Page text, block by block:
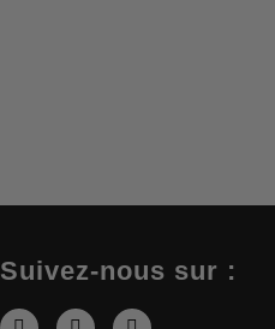
Suivez-nous sur :